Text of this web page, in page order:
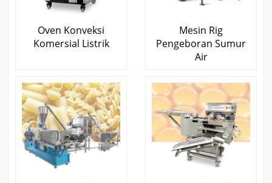
Oven Konveksi
Komersial Listrik
Mesin Rig
Pengeboran Sumur
Air